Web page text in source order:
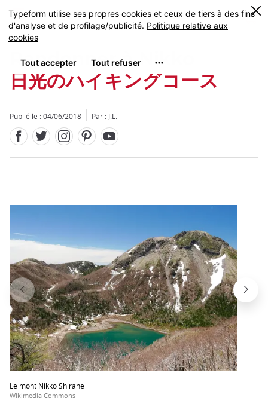
Skip
to
main
MENU
0
Randonner à Nikko
日光のハイキングコース
Publié le : 04/06/2018 Par : J.L.
Le mont Nikko Shirane
Wikimedia Commons
Fermer